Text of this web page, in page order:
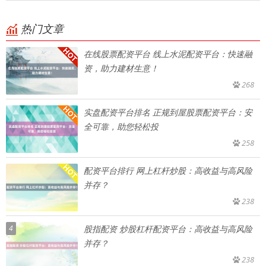
热门文章
在线股票配资平台 线上水泥配资平台：快速融
资，助力建材生意！
268
实盘配资平台排名 正规到屋股票配资平台：安
全可靠，助您轻松投
258
配资平台排行 网上杠杆炒股：高收益与高风险
并存？
238
4
股指配资 炒股杠杆配资平台：高收益与高风险
并存？
238